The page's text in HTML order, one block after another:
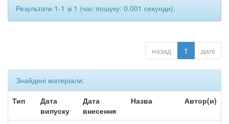
Результати 1-1 зі 1 (час пошуку: 0.001 секунди).
назад 1 далі
Знайдені матеріали:
Тип
Дата
випуску
Дата
внесення
Назва Автор(и)